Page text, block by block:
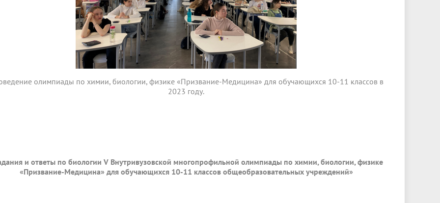
олимпиады по химии, биологии, физике «Призвание-Медицина» для обучающихся 10-11 классов в
2023 году.
и ответы по биологии V Внутривузовской многопрофильной олимпиады по химии, биологии, физике
«Призвание-Медицина» для обучающихся 10-11 классов общеобразовательных учреждений»